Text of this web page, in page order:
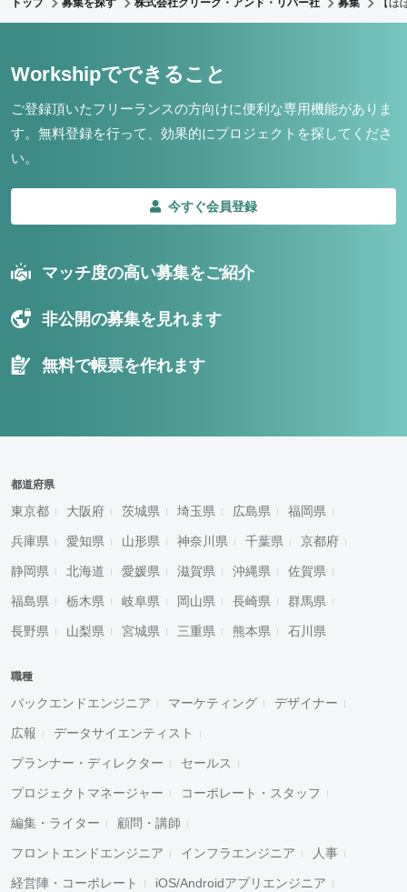
トップ 募集を探す 株式会社クリーク・アンド・リバー社 募集 【
Workshipでできること
ご登録頂いたフリーランスの方向けに便利な専用機能がありま
す。 無料登録を行って、効果的にプロジェクトを探してくださ
い。
今すぐ会員登録
マッチ度の高い募集をご紹介
非公開の募集を見れます
無料で帳票を作れます
都道府県
東京都 大阪府 茨城県 埼玉県 広島県 福岡県
兵庫県 愛知県 山形県 神奈川県 千葉県 京都府
静岡県 北海道 愛媛県 滋賀県 沖縄県 佐賀県
福島県 栃木県 岐阜県 岡山県 長崎県 群馬県
長野県 山梨県 宮城県 三重県 熊本県 石川県
職種
バックエンドエンジニア マーケティング デザイナー
広報 データサイエンティスト
プランナー・ディレクター セールス
プロジェクトマネージャー コーポレート・スタッフ
編集・ライター 顧問・講師
フロントエンドエンジニア インフラエンジニア 人事
経営陣・コーポレート iOS/Androidアプリエンジニア